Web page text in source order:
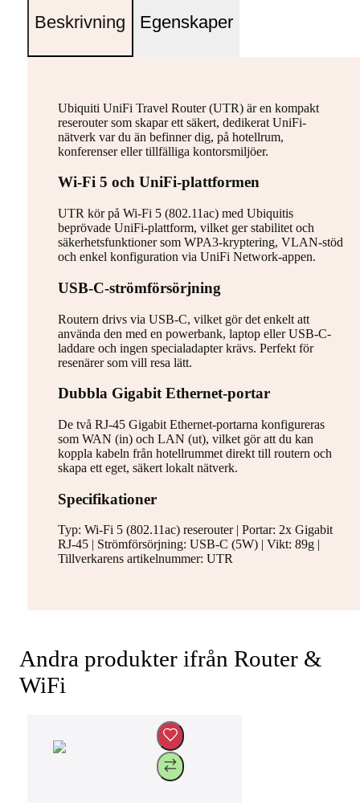
Beskrivning Egenskaper
Ubiquiti UniFi Travel Router (UTR) är en kompakt
reserouter som skapar ett säkert, dedikerat UniFi-
nätverk var du än befinner dig, på hotellrum,
konferenser eller tillfälliga kontorsmiljöer.
Wi-Fi 5 och UniFi-plattformen
UTR kör på Wi-Fi 5 (802.11ac) med Ubiquitis
beprövade UniFi-plattform, vilket ger stabilitet och
säkerhetsfunktioner som WPA3-kryptering, VLAN-stöd
och enkel konfiguration via UniFi Network-appen.
USB-C-strömförsörjning
Routern drivs via USB-C, vilket gör det enkelt att
använda den med en powerbank, laptop eller USB-C-
laddare och ingen specialadapter krävs. Perfekt för
resenärer som vill resa lätt.
Dubbla Gigabit Ethernet-portar
De två RJ-45 Gigabit Ethernet-portarna konfigureras
som WAN (in) och LAN (ut), vilket gör att du kan
koppla kabeln från hotellrummet direkt till routern och
skapa ett eget, säkert lokalt nätverk.
Specifikationer
Typ: Wi-Fi 5 (802.11ac) reserouter | Portar: 2x Gigabit
RJ-45 | Strömförsörjning: USB-C (5W) | Vikt: 89g |
Tillverkarens artikelnummer: UTR
Andra produkter ifrån Router &
WiFi